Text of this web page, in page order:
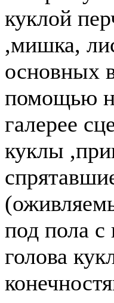
куклой
,мишка,
основных
помощью
галерее
куклы
под пола
голова